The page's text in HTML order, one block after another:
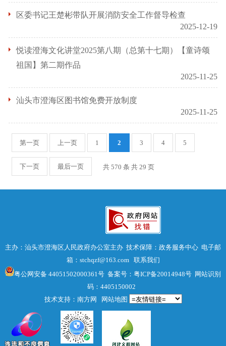
区委书记王楚彬带队开展消防安全工作督导检查
2025-12-19
悦读澄海文化讲堂2025第八期（总第十七期）【童诗颂
祖国】第二期作品
2025-11-25
汕头市澄海区图书馆免费开放制度
2025-11-25
第一页 上一页 1 2 3 4 5
下一页 最后一页 共 570 条 共29 页
主办：汕头市澄海区人民政府办公室主办 技术保障：政务服务中心 电子邮
箱：stchqzf@163.com 联系我们
粤公网安备 44051502000361号 备案号：粤ICP备20014948号 网站识别
码：4405150002
技术支持：南方网
网站地图